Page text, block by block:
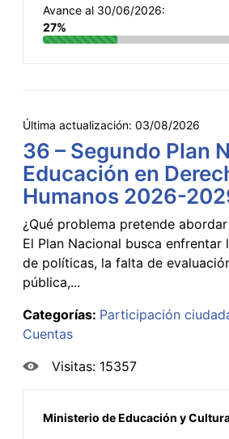
Avance al 30/06/2026:
27%
Última actualización: 03/08/2026
36 – Segundo Plan
Educación en
Humanos 2026-
¿Qué problema pretende
El Plan Nacional busca enfrentar
de políticas, la falta de
pública,...
Categorías: Participación
Cuentas
Visitas: 15357
Ministerio de Educación y